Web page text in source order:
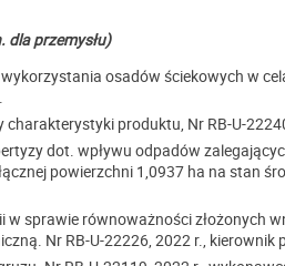
dla przemysłu)
osadów ściekowych w
produktu, Nr RB-U-
dot. wpływu odpadów
powierzchni 1,0937 ha na stan
w sprawie równoważności złożonych
Nr RB-U-22226, 2022 r., kierownik